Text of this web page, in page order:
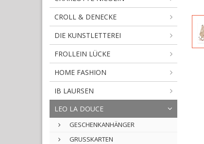
CROLL & DENECKE
DIE KUNSTLETTEREI
FROLLEIN LÜCKE
HOME FASHION
IB LAURSEN
LEO LA DOUCE
GESCHENKANHÄNGER
GRUSSKARTEN